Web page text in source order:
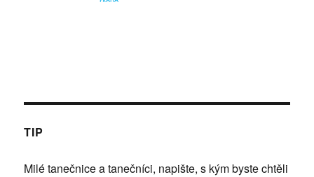
TIP
Milé tanečnice a tanečníci, napište, s kým byste chtěli